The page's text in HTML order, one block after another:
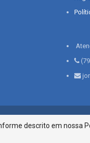
Bairro São José |
descrito em nossa